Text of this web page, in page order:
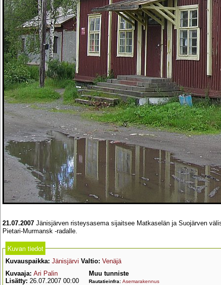
21.07.2007 Jänisjärven risteysasema sijaitsee Matkaselän ja Suojärven
Pietari-Murmansk -radalle.
Kuvan tiedot
Kuvauspaikka: Jänisjärvi Valtio: Venäjä
Kuvaaja: Ari Palin
Lisätty: 26.07.2007 00:00
Muu tunniste
Rautatieinfra: Asemarakennus